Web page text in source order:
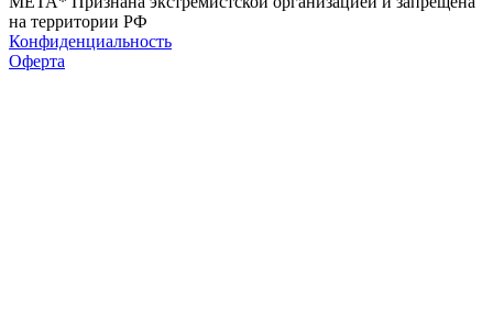
на территории РФ
Конфиденциальность
Оферта